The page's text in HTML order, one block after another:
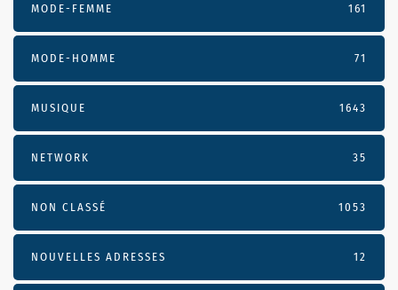
MODE-FEMME 161
MODE-HOMME 71
MUSIQUE 1643
NETWORK 35
NON CLASSÉ 1053
NOUVELLES ADRESSES 12